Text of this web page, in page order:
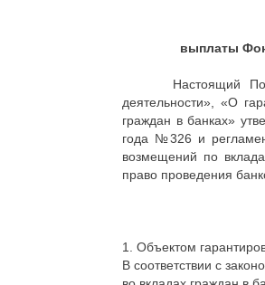
выплаты
Настоящий
деятельности», «О
граждан в банках»
года №326 и
возмещений по
право проведения
1. Объектом
В соответствии с